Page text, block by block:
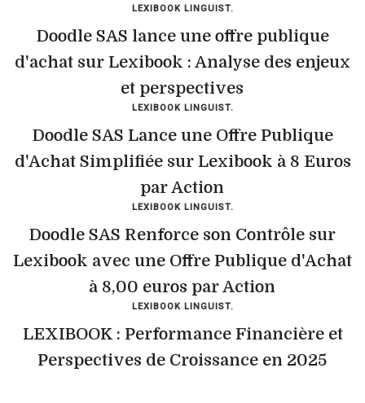
LEXIBOOK LINGUIST.
Doodle SAS lance une offre publique
d'achat sur Lexibook : Analyse des enjeux
et perspectives
LEXIBOOK LINGUIST.
Doodle SAS Lance une Offre Publique
d'Achat Simplifiée sur Lexibook à 8 Euros
par Action
LEXIBOOK LINGUIST.
Doodle SAS Renforce son Contrôle sur
Lexibook avec une Offre Publique d'Achat
à 8,00 euros par Action
LEXIBOOK LINGUIST.
LEXIBOOK : Performance Financière et
Perspectives de Croissance en 2025